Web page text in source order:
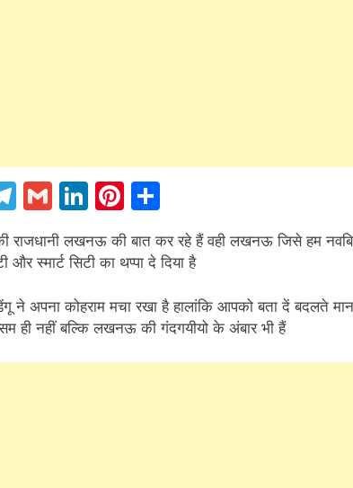
Telegram
GmailLinkedIn
Pinterest
राजधानी लखनऊ की बात कर रहे हैं वही लखनऊ जिसे हम
और स्मार्ट सिटी का थप्पा दे दिया है
ने अपना कोहराम मचा रखा है हालांकि आपको बता दें बदलते
ही नहीं बल्कि लखनऊ की गंदगयीयो के अंबार भी हैं